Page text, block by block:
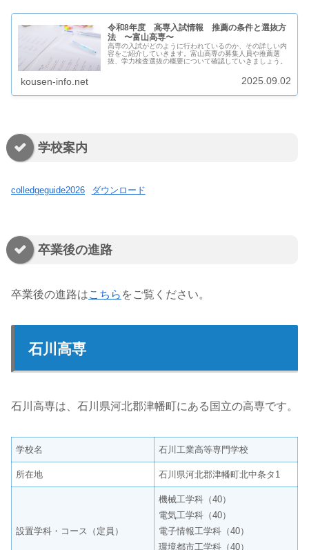
令和8年度 高専入試情報 推薦の条件と選抜方
法 〜富山高専〜
高専の入試がどのように行われているのか、その詳しい内
容をご紹介していきます。富山高専の募集人員や推薦選
抜、学力検査選抜の概要について確認していきましょう。
kousen-info.net 2025.09.02
学校案内
colledgeguide2026 ダウンロード
卒業後の進路
卒業後の進路はこちら をご覧ください。
石川高専
石川高専は、石川県河北郡津幡町にある国立の高専です。
学校名 石川工業高等専門学校
所在地 石川県河北郡津幡町北中条タ1
設置学科・コース（定員）
機械工学科（40）
電気工学科（40）
電子情報工学科（40）
環境都市工学科（40）